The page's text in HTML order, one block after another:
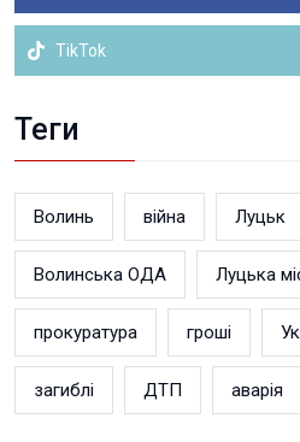
TikTok
Теги
Волинь війна Луцьк
Волинська ОДА Луцька
прокуратура гроші
загиблі ДТП аварія